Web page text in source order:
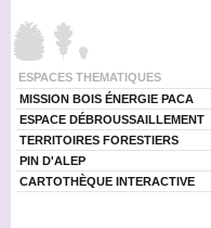
ESPACES THEMATIQUES
MISSION BOIS ÉNERGIE PACA
ESPACE DÉBROUSSAILLEMENT
TERRITOIRES FORESTIERS
PIN D'ALEP
CARTOTHÈQUE INTERACTIVE